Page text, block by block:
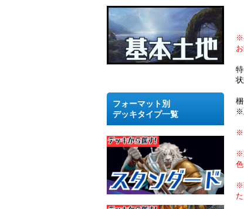
フォーマット別
デッキタイプ一覧
※
※
※
※
※